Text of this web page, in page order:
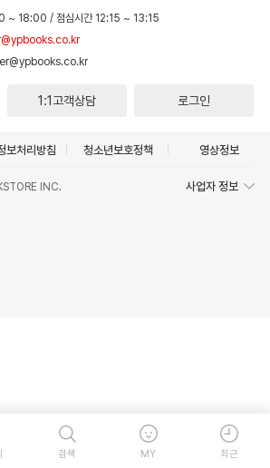
~ 18:00 / 점심시간 12:15 ~ 13:15
1:1고객상담 로그인
보처리방침 청소년보호정책 영상정보
INC. 사업자 정보
검색 MY 최근